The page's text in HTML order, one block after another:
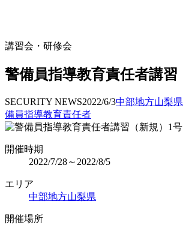
講習会・研修会
警備員指導教育責任者講習
SECURITY NEWS2022/6/3中部地方山梨県
備員指導教育責任者
開催時期
2022/7/28～2022/8/5
エリア
中部地方山梨県
開催場所